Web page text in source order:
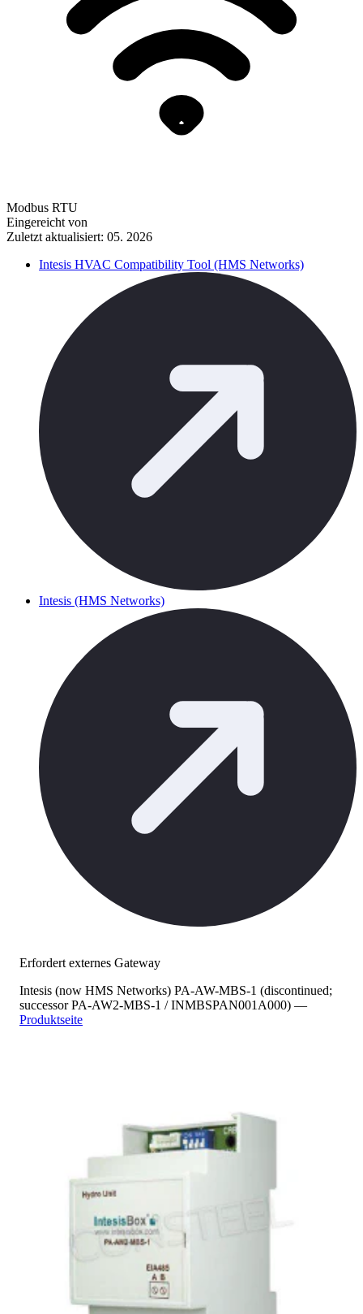
Modbus RTU
Eingereicht von
Zuletzt aktualisiert: 05. 2026
Intesis HVAC Compatibility Tool (HMS Networks)
Intesis (HMS Networks)
Erfordert externes Gateway
Intesis (now HMS Networks) PA-AW-MBS-1 (discontinued;
successor PA-AW2-MBS-1 / INMBSPAN001A000) —
Produktseite